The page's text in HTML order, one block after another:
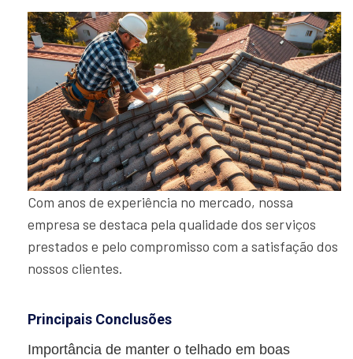
Com anos de experiência no mercado, nossa
empresa se destaca pela qualidade dos serviços
prestados e pelo compromisso com a satisfação dos
nossos clientes.
Principais Conclusões
Importância de manter o telhado em boas